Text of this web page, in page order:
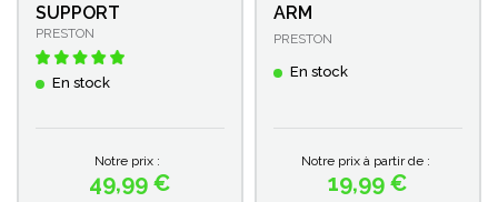
SUPPORT
PRESTON
En stock
Prix
Notre prix :
49,99 €
ARM
PRESTON
En stock
Prix
Notre prix à partir de :
19,99 €